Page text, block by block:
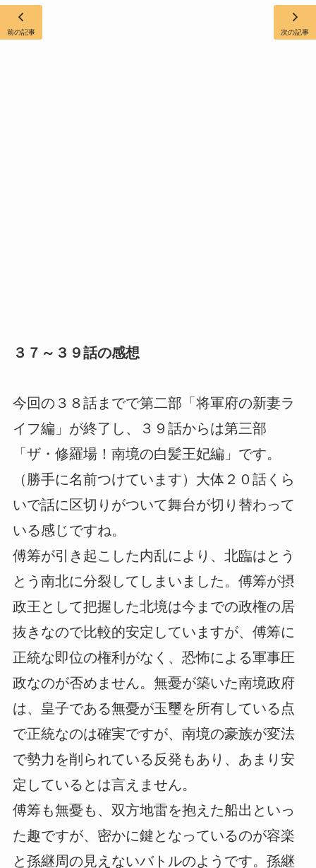
３７～３９話の感想
今回の３８話までで第二部「将軍府の新妻ラ
イフ編」が終了し、３９話からは第三部
「ザ・修羅場！南境の白髪王妃編」です。
（勝手に名前つけています）大体２０話くら
いで話に区切りがついて舞台が切り替わって
いる感じですね。
傅筹が引き起こした内乱により、北臨はとう
とう南北に分裂してしまいました。傅筹が摂
政王として把握した北境は今までの政権の居
抜きなので比較的安定していますが、傅筹に
正統な即位の権利がなく、恐怖による軍事圧
政なのが否めません。無憂が築いた南境政府
は、皇子である無憂が玉璽を所有している点
で正統なのは確実ですが、南境の豪族が変法
で勢力を削られている反発もあり、あまり安
定しているとは言えません。
傅筹も無憂も、双方地雷を抱えた船出といっ
た趣ですが、密かに鍵となっているのが容楽
と孫継周の見えないバトルのようです。孫継
前の記事 次の記事